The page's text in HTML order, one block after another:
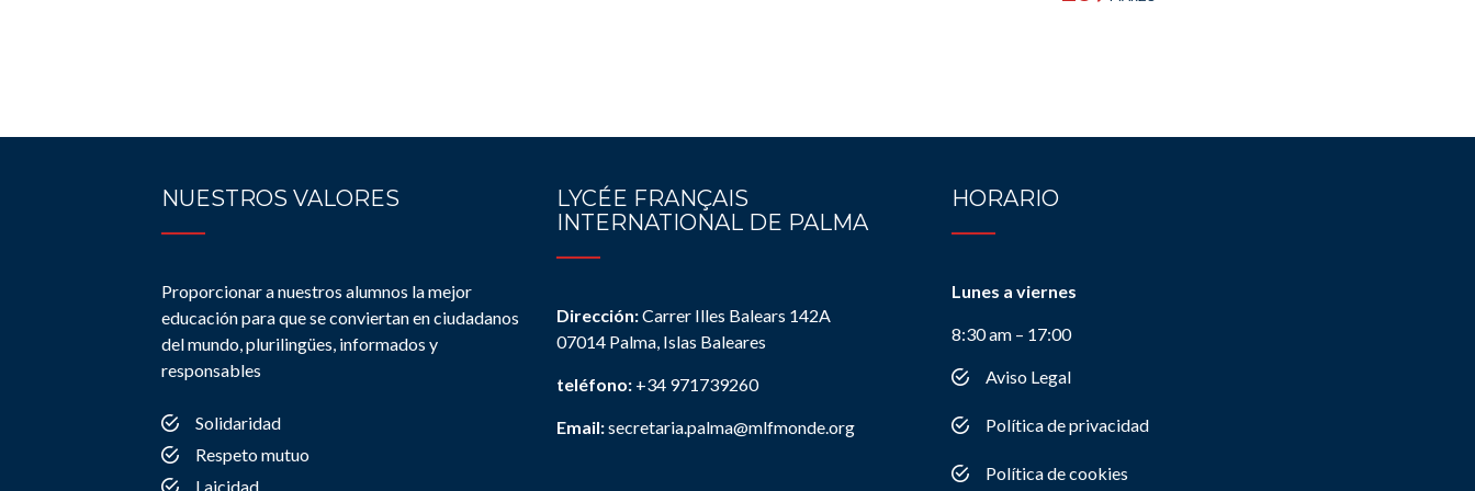
NUESTROS VALORES
Proporcionar a nuestros alumnos la mejor
educación para que se conviertan en ciudadanos
del mundo, plurilingües, informados y
responsables
Solidaridad
Respeto mutuo
Laicidad
LYCÉE FRANÇAIS
INTERNATIONAL DE PALMA
Dirección:Carrer Illes Balears 142A
07014 Palma, Islas Baleares
teléfono: +34 971739260
Email:secretaria.palma@mlfmonde.org
HORARIO
Lunes a viernes
8:30 am – 17:00
Aviso Legal
Política de privacidad
Política de cookies